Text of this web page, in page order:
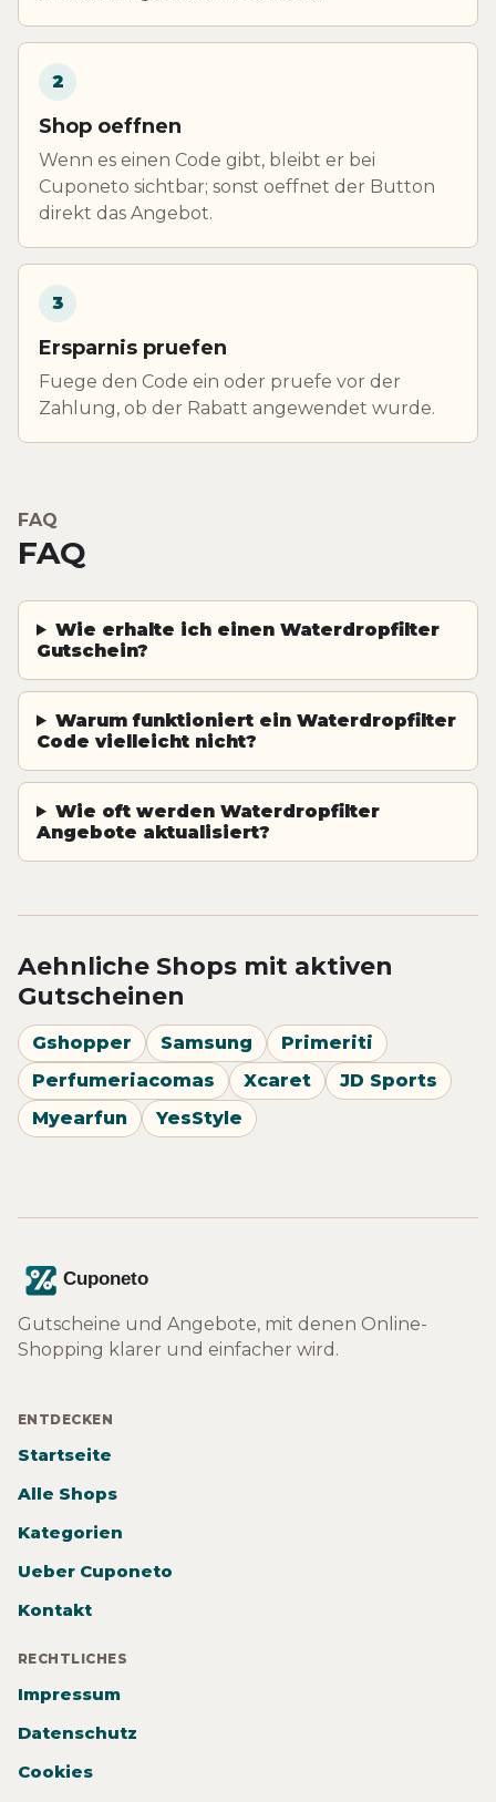
2
Shop oeffnen
Wenn es einen Code gibt, bleibt er bei
Cuponeto sichtbar; sonst oeffnet der Button
direkt das Angebot.
3
Ersparnis pruefen
Fuege den Code ein oder pruefe vor der
Zahlung, ob der Rabatt angewendet wurde.
FAQ
FAQ
Wie erhalte ich einen Waterdropfilter
Gutschein?
Warum funktioniert ein Waterdropfilter
Code vielleicht nicht?
Wie oft werden Waterdropfilter
Angebote aktualisiert?
Aehnliche Shops mit aktiven
Gutscheinen
Gshopper Samsung
Primeriti
Perfumeriacomas
Xcaret
JD Sports
Myearfun
YesStyle
Gutscheine und Angebote, mit denen Online-
Shopping klarer und einfacher wird.
ENTDECKEN
Startseite
Alle Shops
Kategorien
Ueber Cuponeto
Kontakt
RECHTLICHES
Impressum
Datenschutz
Cookies